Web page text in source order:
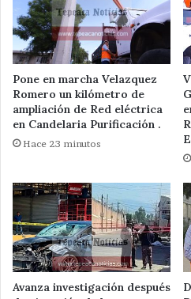
Pone en marcha Velazquez
Romero un kilómetro de
ampliación de Red eléctrica
en Candelaria Purificación .
Hace 23 minutos
Avanza investigación después